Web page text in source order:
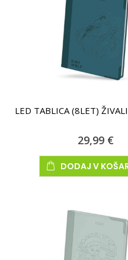
LED TABLICA (8LET)
29,99 €
DODAJ V